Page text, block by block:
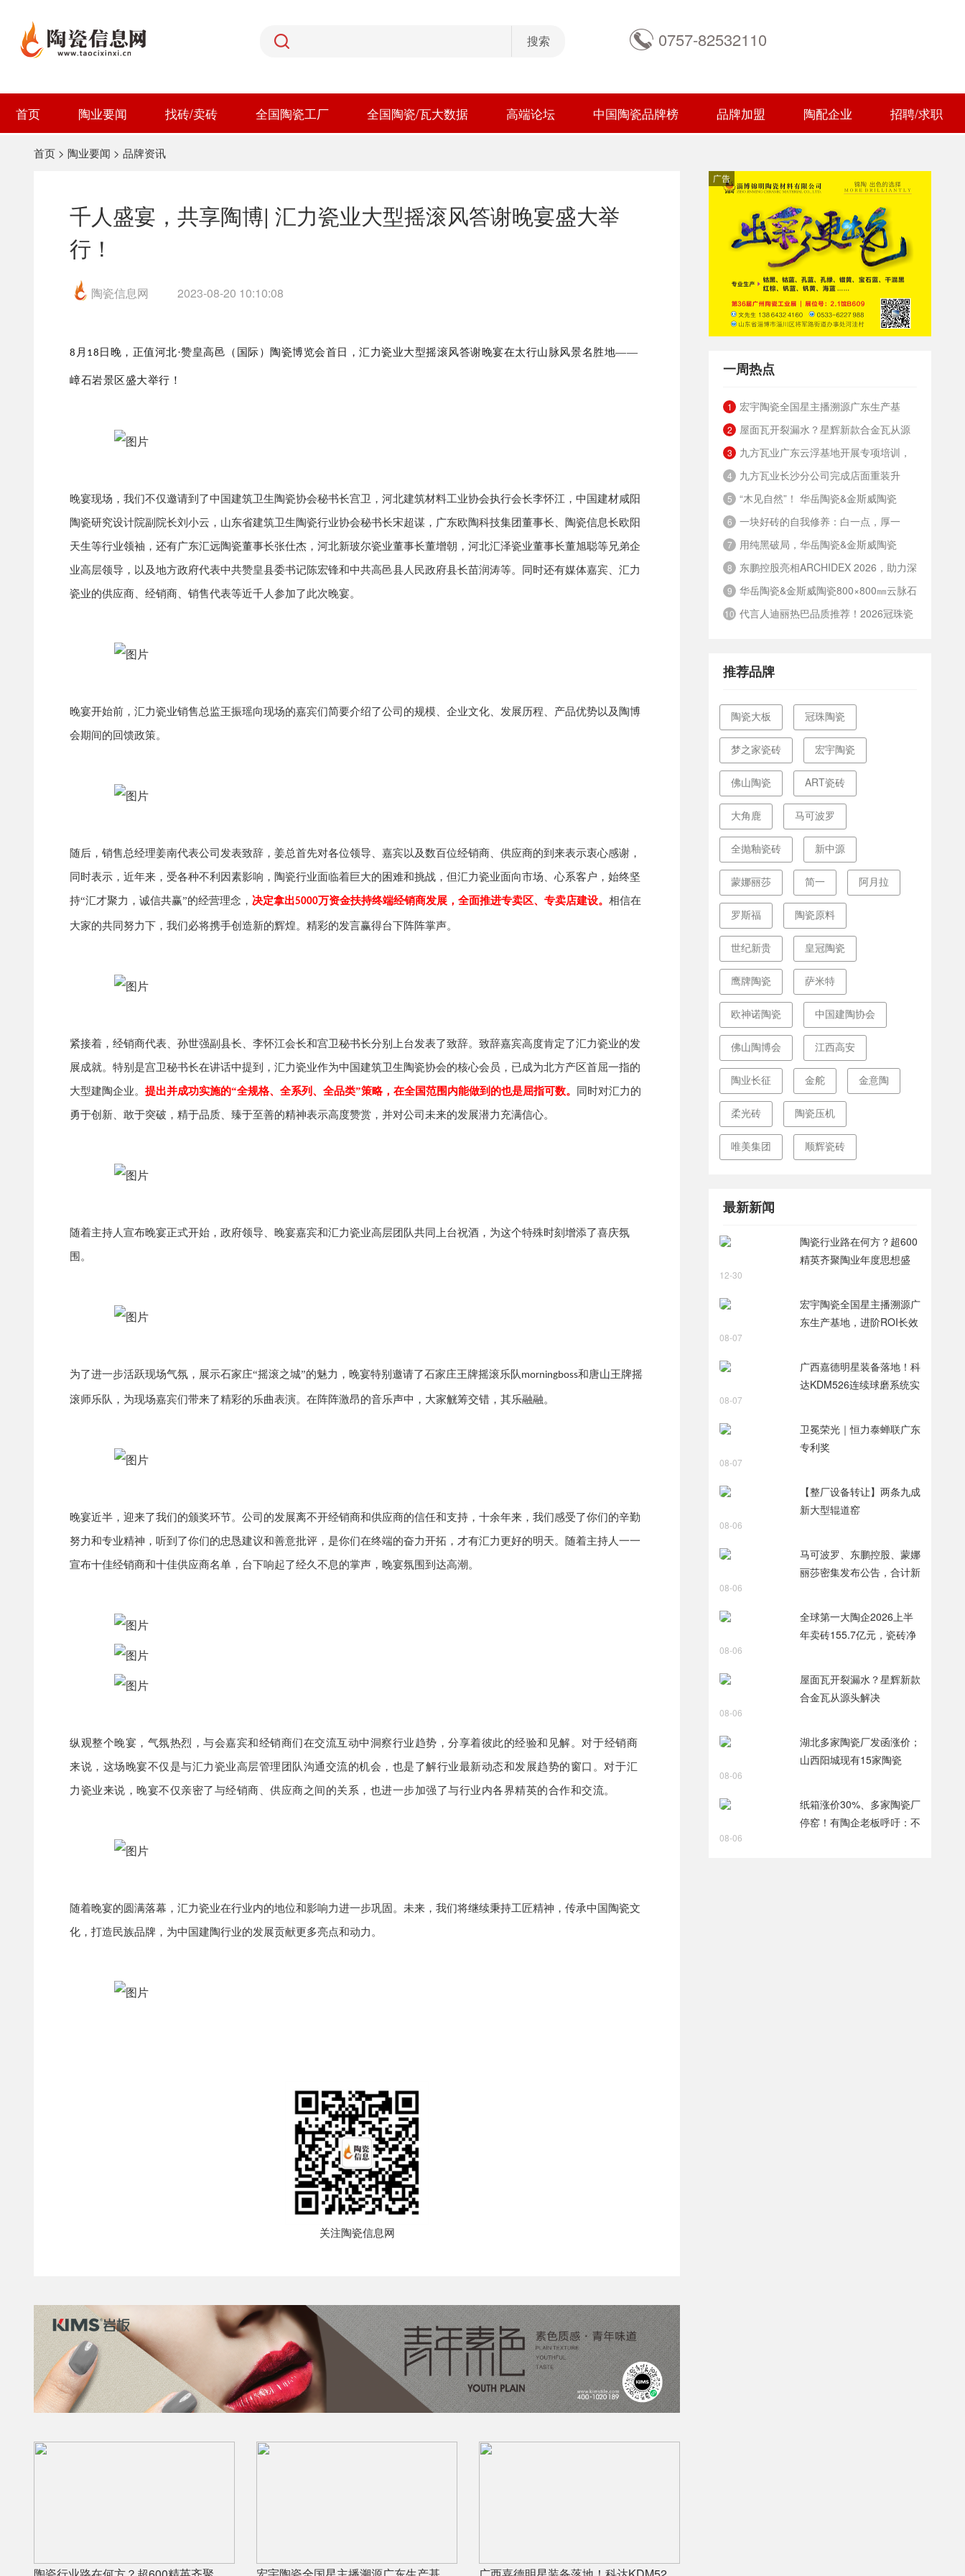
0757-82532110
首页 陶业要闻 找砖/卖砖 全国陶瓷工厂 全国陶瓷/瓦大数据 高端论坛 中国陶瓷品牌榜 品牌加盟 陶配企业 招聘/求职
首页 > 陶业要闻 > 品牌资讯
千人盛宴，共享陶博| 汇力瓷业大型摇滚风答谢晚宴盛大举
行！
陶瓷信息网 2023-08-20 10:10:08
8 月 18 日晚，正值河北·赞皇高邑（国际）陶瓷博览会首日，汇力瓷业大型摇滚风答谢晚宴在太行山脉风景名胜地——
嶂石岩景区盛大举行！
晚宴现场，我们不仅邀请到了中国建筑卫生陶瓷协会秘书长宫卫，河北建筑材料工业协会执行会长李怀江，中国建材咸阳
陶瓷研究设计院副院长刘小云，山东省建筑卫生陶瓷行业协会秘书长宋超谋，广东欧陶科技集团董事长、陶瓷信息长欧阳
天生等行业领袖，还有广东汇远陶瓷董事长张仕杰，河北新玻尔瓷业董事长董增朝，河北汇泽瓷业董事长董旭聪等兄弟企
业高层领导，以及地方政府代表中共赞皇县委书记陈宏锋和中共高邑县人民政府县长苗润涛等。同时还有媒体嘉宾、汇力
瓷业的供应商、经销商、销售代表等近千人参加了此次晚宴。
晚宴开始前，汇力瓷业销售总监王振瑶向现场的嘉宾们简要介绍了公司的规模、企业文化、发展历程、产品优势以及陶博
会期间的回馈政策。
随后，销售总经理姜南代表公司发表致辞，姜总首先对各位领导、嘉宾以及数百位经销商、供应商的到来表示衷心感谢，
同时表示，近年来，受各种不利因素影响，陶瓷行业面临着巨大的困难和挑战，但汇力瓷业面向市场、心系客户，始终坚
持“汇才聚力，诚信共赢”的经营理念， 决定拿出5000万资金扶持终端经销商发展，全面推进专卖区、专卖店建设。 相信在
大家的共同努力下，我们必将携手创造新的辉煌。精彩的发言赢得台下阵阵掌声。
紧接着，经销商代表、孙世强副县长、李怀江会长和宫卫秘书长分别上台发表了致辞。致辞嘉宾高度肯定了汇力瓷业的发
展成就。特别是宫卫秘书长在讲话中提到，汇力瓷业作为中国建筑卫生陶瓷协会的核心会员，已成为北方产区首屈一指的
大型建陶企业。 提出并成功实施的“全规格、全系列、全品类”策略，在全国范围内能做到的也是屈指可数。 同时对汇力的
勇于创新、敢于突破，精于品质、臻于至善的精神表示高度赞赏，并对公司未来的发展潜力充满信心。
随着主持人宣布晚宴正式开始，政府领导、晚宴嘉宾和汇力瓷业高层团队共同上台祝酒，为这个特殊时刻增添了喜庆氛
围。
为了进一步活跃现场气氛，展示石家庄“摇滚之城”的魅力，晚宴特别邀请了石家庄王牌摇滚乐队 morningboss和唐山王牌摇
滚师乐队，为现场嘉宾们带来了精彩的乐曲表演。在阵阵激昂的音乐声中，大家觥筹交错，其乐融融。
晚宴近半，迎来了我们的颁奖环节。公司的发展离不开经销商和供应商的信任和支持，十余年来，我们感受了你们的辛勤
努力和专业精神，听到了你们的忠恳建议和善意批评，是你们在终端的奋力开拓，才有汇力更好的明天。随着主持人一一
宣布十佳经销商和十佳供应商名单，台下响起了经久不息的掌声，晚宴氛围到达高潮。
纵观整个晚宴，气氛热烈，与会嘉宾和经销商们在交流互动中洞察行业趋势，分享着彼此的经验和见解。 对于经销商
来说，这场晚宴不仅是与汇力瓷业高层管理团队沟通交流的机会，也是了解行业最新动态和发展趋势的窗口。 对于汇
力瓷业来说，晚宴不仅亲密了与经销商、供应商之间的关系，也进一步加强了与行业内各界精英的合作和交流。
随着晚宴的圆满落幕，汇力瓷业在行业内的地位和影响力进一步巩固。未来，我们将继续秉持工匠精神，传承中国陶瓷文
化，打造民族品牌，为中国建陶行业的发展贡献更多亮点和动力。
关注陶瓷信息网
一周热点
1
宏宇陶瓷全国星主播溯源广东生产基
地，进阶ROI长效变现新路径
2
屋面瓦开裂漏水？星辉新款合金瓦从源
头解决
3
九方瓦业广东云浮基地开展专项培训，
筑牢绿色安全发展根基
4
九方瓦业长沙分公司完成店面重装升
级，夯实终端渠道竞争力
5
“木见自然”！ 华岳陶瓷&金斯威陶瓷
800×800mm 8度微光质感木纹砖
6
一块好砖的自我修养：白一点，厚一
点，重一点，硬一点
7
用纯黑破局，华岳陶瓷&金斯威陶瓷
600×1200mm纯黑奢石瓷砖
8
东鹏控股亮相ARCHIDEX 2026，助力深
化中国-东盟绿建合作
9
华岳陶瓷&金斯威陶瓷800×800㎜云脉石
系列，定义高阶审美革命
10 代言人迪丽热巴品质推荐！2026冠珠瓷
推荐品牌
陶瓷大板 冠珠陶瓷
梦之家瓷砖 宏宇陶瓷
佛山陶瓷 ART瓷砖
大角鹿 马可波罗
全抛釉瓷砖 新中源
蒙娜丽莎 简一 阿月拉
罗斯福 陶瓷原料
世纪新贵 皇冠陶瓷
鹰牌陶瓷 萨米特
欧神诺陶瓷 中国建陶协会
佛山陶博会 江西高安
陶业长征 金舵 金意陶
柔光砖 陶瓷压机
唯美集团 顺辉瓷砖
最新新闻
陶瓷行业路在何方？超600
精英齐聚陶业年度思想盛
12-30
宏宇陶瓷全国星主播溯源广
东生产基地，进阶ROI长效
08-07
广西嘉德明星装备落地！科
达KDM526连续球磨系统实
08-07
卫冕荣光｜恒力泰蝉联广东
专利奖
08-07
【整厂设备转让】两条九成
新大型辊道窑
08-06
马可波罗、东鹏控股、蒙娜
丽莎密集发布公告，合计新
08-06
全球第一大陶企2026上半
年卖砖155.7亿元，瓷砖净
08-06
屋面瓦开裂漏水？星辉新款
合金瓦从源头解决
08-06
湖北多家陶瓷厂发函涨价；
山西阳城现有15家陶瓷
08-06
纸箱涨价30%、多家陶瓷厂
停窑！有陶企老板呼吁：不
08-06